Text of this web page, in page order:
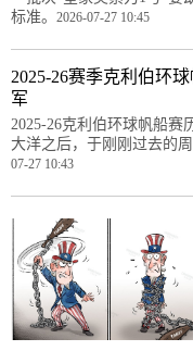
标准。 2026-07-27 10:45
2025-26赛季克利伯环
军
2025-26克利伯环球帆船赛
大洋之后，于刚刚过去的
07-27 10:43